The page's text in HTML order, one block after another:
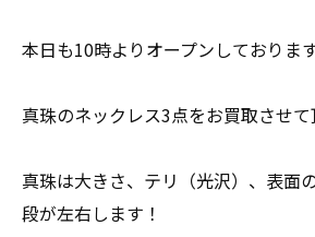
本日も10時よりオープンしておりま
真珠のネックレス3点をお買取させ
真珠は大きさ、テリ（光沢）、表面
段が左右します！